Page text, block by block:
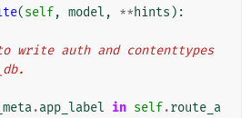
(self, model , **hints ):
_meta.app_label in self.route_a